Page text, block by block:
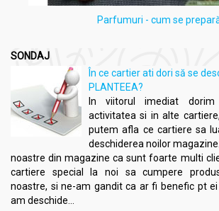
Parfumuri - cum se
SONDAJ
În ce cartier ati dori să se
PLANTEEA?
In viitorul imediat
activitatea si in alte
putem afla ce cartiere sa
deschiderea noilor
noastre din magazine ca sunt foarte multi
cartiere special la noi sa cumpere
noastre, si ne-am gandit ca ar fi benefic pt
am deschide...